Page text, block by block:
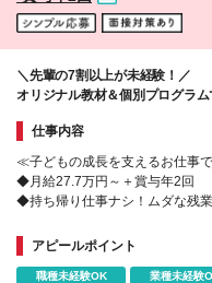
＼先輩の7割以上が未経験！／
オリジナル教材＆個別プログラム
仕事内容
≪子どもの成長を支えるお仕事
◆月給27.7万円～＋賞与年2回
◆持ち帰り仕事ナシ！ムダな残
アピールポイント
職種未経験OK 業種未経験